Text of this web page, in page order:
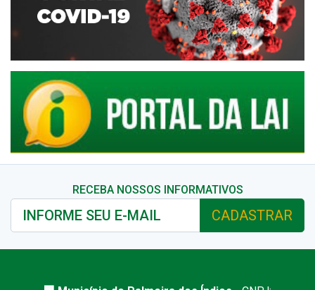
RECEBA NOSSOS INFORMATIVOS
CADASTRAR